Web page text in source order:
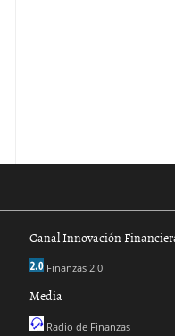
Canal Innovación
Finanzas 2.0
Media
Radio de Finanzas